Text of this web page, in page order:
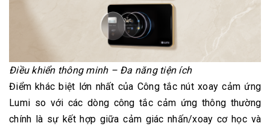
Điều khiển thông minh – Đa năng tiện ích
Điểm khác biệt lớn nhất của Công tắc nút xoay cảm ứng
Lumi so với các dòng công tắc cảm ứng thông thường
chính là sự kết hợp giữa cảm giác nhấn/xoay cơ học và